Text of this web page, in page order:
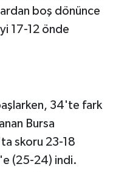
boş dönünce
17-12 önde
34'te fark
Bursa
skoru 23-18
(25-24) indi.